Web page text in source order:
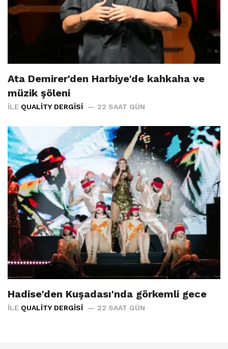
Ata Demirer'den Harbiye'de kahkaha ve
müzik şöleni
İLE QUALITY DERGISI 22 SAAT GÜN
Hadise'den Kuşadası'nda görkemli gece
İLE QUALITY DERGISI 22 SAAT GÜN